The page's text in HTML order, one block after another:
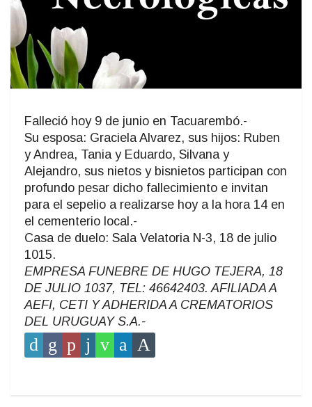
Falleció hoy 9 de junio en Tacuarembó.-
Su esposa: Graciela Alvarez, sus hijos: Ruben
y Andrea, Tania y Eduardo, Silvana y
Alejandro, sus nietos y bisnietos participan con
profundo pesar dicho fallecimiento e invitan
para el sepelio a realizarse hoy a la hora 14 en
el cementerio local.-
Casa de duelo: Sala Velatoria N-3, 18 de julio
1015.
EMPRESA FUNEBRE DE HUGO TEJERA, 18
DE JULIO 1037, TEL: 46642403. AFILIADA A
AEFI, CETI Y ADHERIDA A CREMATORIOS
DEL URUGUAY S.A.-